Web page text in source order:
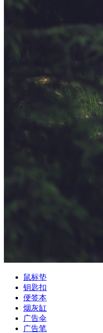
鼠标垫
钥匙扣
便签本
烟灰缸
广告伞
广告笔